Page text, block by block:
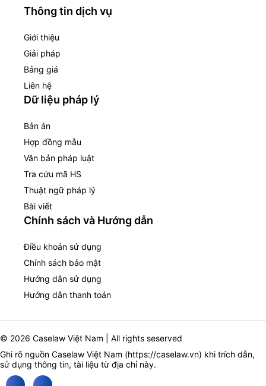
Thông tin dịch vụ
Giới thiệu
Giải pháp
Bảng giá
Liên hệ
Dữ liệu pháp lý
Bản án
Hợp đồng mẫu
Văn bản pháp luật
Tra cứu mã HS
Thuật ngữ pháp lý
Bài viết
Chính sách và Hướng dẫn
Điều khoản sử dụng
Chính sách bảo mật
Hướng dẫn sử dụng
Hướng dẫn thanh toán
© 2026 Caselaw Việt Nam | All rights seserved
Ghi rõ nguồn Caselaw Việt Nam (https://caselaw.vn) khi trích dẫn,
sử dụng thông tin, tài liệu từ địa chỉ này.